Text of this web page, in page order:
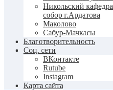
Никольский
собор г.Ардатова
Маколово
Сабур-Мачкасы
Благотворительность
Соц. сети
ВКонтакте
Rutube
Instagram
Карта сайта